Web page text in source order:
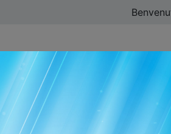
ONLINE DIGISTAR